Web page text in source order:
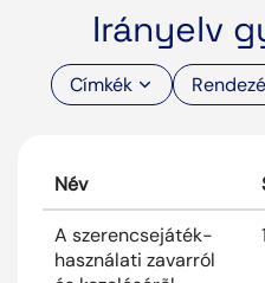
Irányelv
Címkék
Név
A szerencsejáték-
használati zavarról